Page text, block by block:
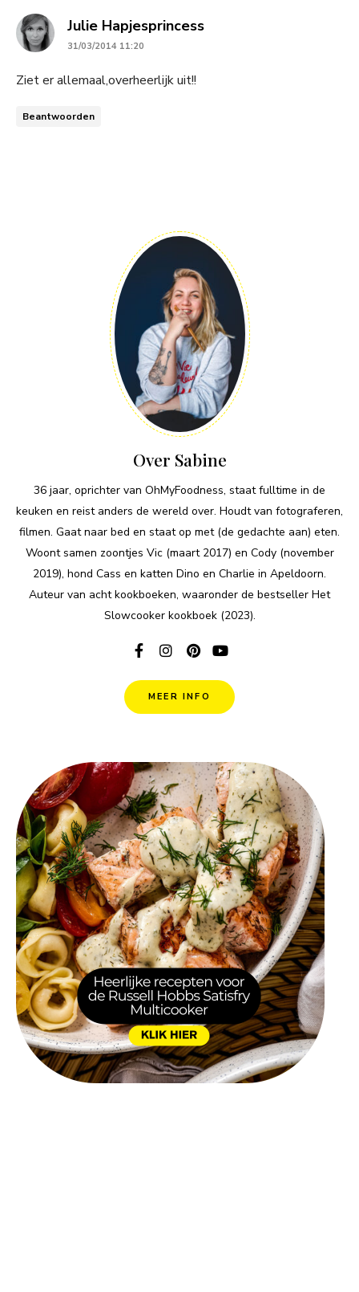
Julie Hapjesprincesssays:
31/03/2014 11:20
Ziet er allemaal,overheerlijk uit!!
Beantwoorden
Over Sabine
36 jaar, oprichter van OhMyFoodness, staat fulltime in de
keuken en reist anders de wereld over. Houdt van fotograferen,
filmen. Gaat naar bed en staat op met (de gedachte aan) eten.
Woont samen zoontjes Vic (maart 2017) en Cody (november
2019), hond Cass en katten Dino en Charlie in Apeldoorn.
Auteur van acht kookboeken, waaronder de bestseller Het
Slowcooker kookboek (2023).
MEER INFO